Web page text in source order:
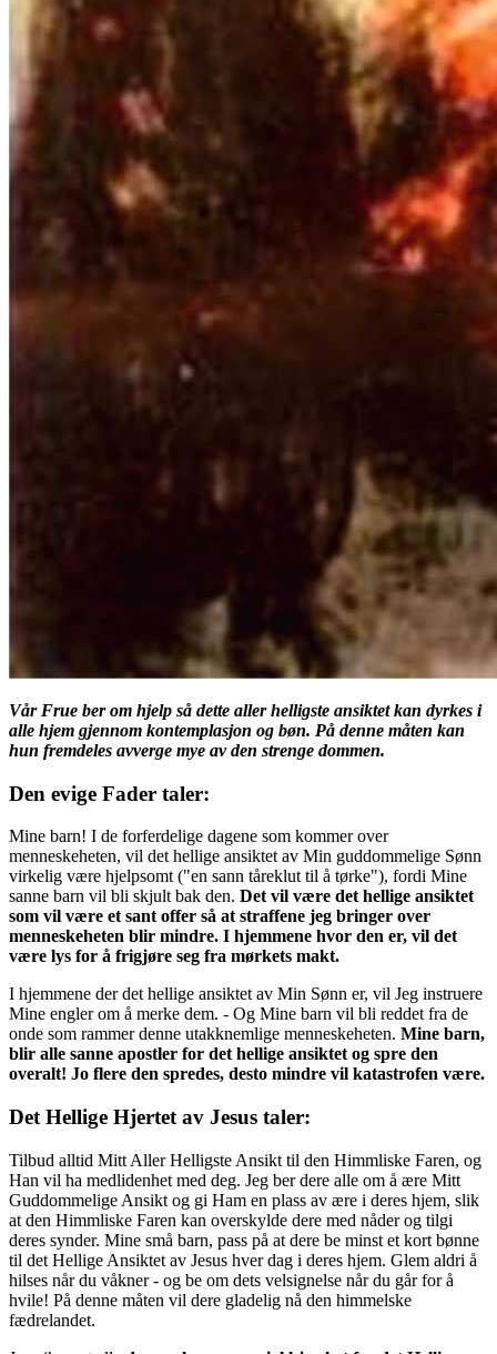
Vår Frue ber om hjelp så dette aller helligste ansiktet kan dyrkes i
alle hjem gjennom kontemplasjon og bøn. På denne måten kan
hun fremdeles avverge mye av den strenge dommen.
Den evige Fader taler:
Mine barn! I de forferdelige dagene som kommer over
menneskeheten, vil det hellige ansiktet av Min guddommelige Sønn
virkelig være hjelpsomt ("en sann tåreklut til å tørke"), fordi Mine
sanne barn vil bli skjult bak den. Det vil være det hellige ansiktet
som vil være et sant offer så at straffene jeg bringer over
menneskeheten blir mindre. I hjemmene hvor den er, vil det
være lys for å frigjøre seg fra mørkets makt.
I hjemmene der det hellige ansiktet av Min Sønn er, vil Jeg instruere
Mine engler om å merke dem. - Og Mine barn vil bli reddet fra de
onde som rammer denne utakknemlige menneskeheten. Mine barn,
blir alle sanne apostler for det hellige ansiktet og spre den
overalt! Jo flere den spredes, desto mindre vil katastrofen være.
Det Hellige Hjertet av Jesus taler:
Tilbud alltid Mitt Aller Helligste Ansikt til den Himmliske Faren, og
Han vil ha medlidenhet med deg. Jeg ber dere alle om å ære Mitt
Guddommelige Ansikt og gi Ham en plass av ære i deres hjem, slik
at den Himmliske Faren kan overskylde dere med nåder og tilgi
deres synder. Mine små barn, pass på at dere be minst et kort bønne
til det Hellige Ansiktet av Jesus hver dag i deres hjem. Glem aldri å
hilses når du våkner - og be om dets velsignelse når du går for å
hvile! På denne måten vil dere gladelig nå den himmelske
fædrelandet.